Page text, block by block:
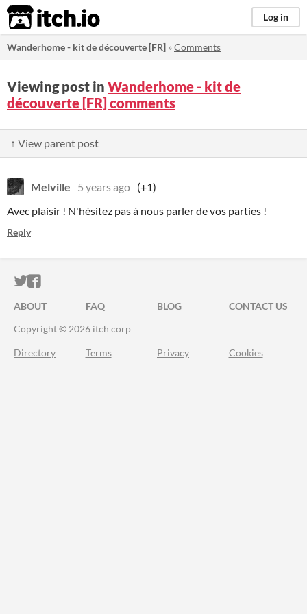
itch.io Log in
Wanderhome - kit de découverte [FR] »Comments
Viewing post in Wanderhome - kit de
découverte [FR] comments
↑ View parent post
Melville 5 years ago (+1)
Avec plaisir ! N'hésitez pas à nous parler de vos parties !
Reply
ITCH.IO ON TWITTER
ITCH.IO ON FACEBOOK
ABOUT FAQ BLOG
CONTACT US
Copyright © 2026 itch corp
Directory Terms Privacy Cookies